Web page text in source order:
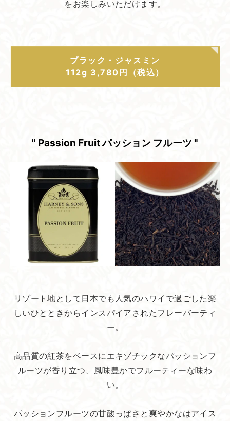
をお楽しみいただけます。
ブラック・ジャスミン
112g 3,780円（税込）
" Passion Fruit パッション フルーツ "
リゾート地として日本でも人気のハワイで過ごした楽
しいひとときからインスパイアされたフレーバーティ
ー。
高品質の紅茶をベースにエキゾチックなパッションフ
ルーツが香り立つ、風味豊かでフルーティーな味わ
い。
パッションフルーツの甘酸っぱさと爽やかなはアイス